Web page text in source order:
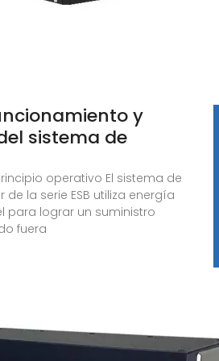
y
sistema de
operativo El sistema de
la serie ESB utiliza energía
para lograr un suministro
fuera